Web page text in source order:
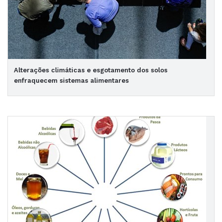
Alterações climáticas e esgotamento dos solos
enfraquecem sistemas alimentares